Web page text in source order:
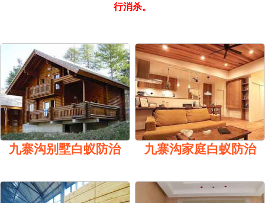
行消杀。
九寨沟别墅白蚁防治 九寨沟家庭白蚁防治